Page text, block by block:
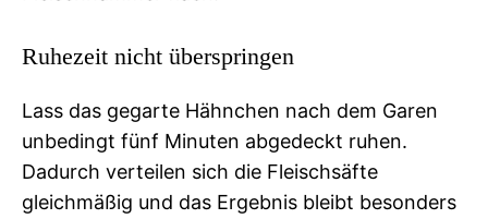
Ruhezeit nicht überspringen
Lass das gegarte Hähnchen nach dem Garen
unbedingt fünf Minuten abgedeckt ruhen.
Dadurch verteilen sich die Fleischsäfte
gleichmäßig und das Ergebnis bleibt besonders